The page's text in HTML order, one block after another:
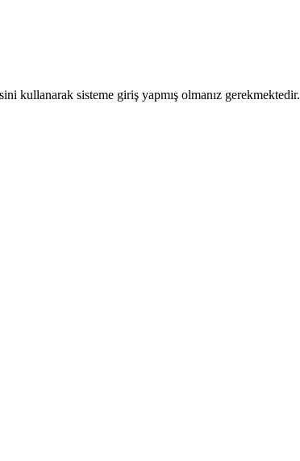
kullanarak sisteme giriş yapmış olmanız gerekmektedir.